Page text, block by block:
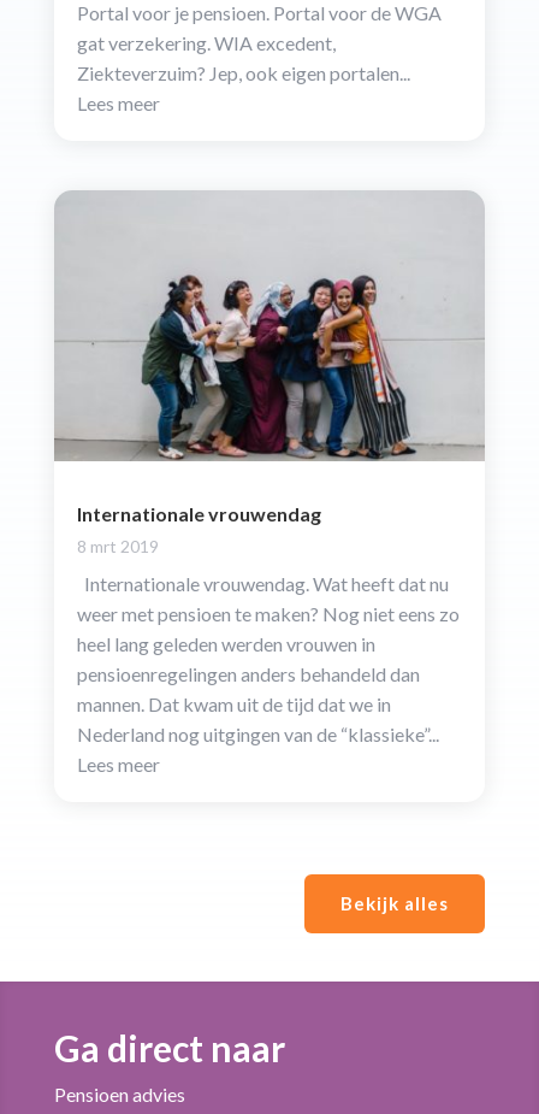
Portal voor je pensioen. Portal voor de WGA
gat verzekering. WIA excedent,
Ziekteverzuim? Jep, ook eigen portalen...
Lees meer
Internationale vrouwendag
8 mrt 2019
Internationale vrouwendag. Wat heeft dat nu
weer met pensioen te maken? Nog niet eens zo
heel lang geleden werden vrouwen in
pensioenregelingen anders behandeld dan
mannen. Dat kwam uit de tijd dat we in
Nederland nog uitgingen van de “klassieke”...
Lees meer
Bekijk alles
Ga direct naar
Pensioen advies